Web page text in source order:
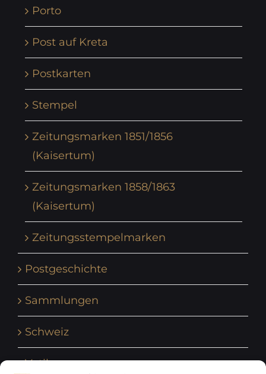
Porto
Post auf Kreta
Postkarten
Stempel
Zeitungsmarken 1851/1856
(Kaisertum)
Zeitungsmarken 1858/1863
(Kaisertum)
Zeitungsstempelmarken
Postgeschichte
Sammlungen
Schweiz
Vatikan